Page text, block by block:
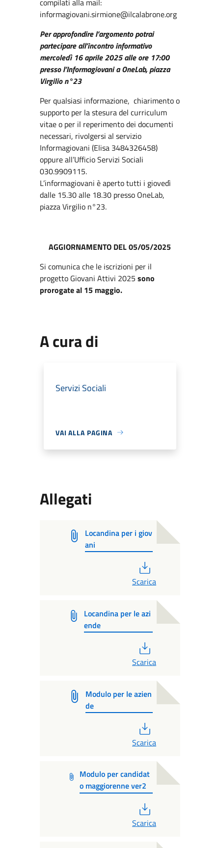
informagiovani.sirmione@ilcalabrone.org
Per approfondire l’argomento potrai
partecipare all’incontro informativo
mercoledì 16 aprile 2025 alle ore 17:00
presso l’Informagiovani a OneLab, piazza
Virgilio n°23
Per qualsiasi informazione, chiarimento o
supporto per la stesura del curriculum
vitae o per il reperimento dei documenti
necessari, rivolgersi al servizio
Informagiovani (Elisa 3484326458)
oppure all’Ufficio Servizi Sociali
030.9909115.
L’informagiovani è aperto tutti i giovedì
dalle 15.30 alle 18.30 presso OneLab,
piazza Virgilio n°23.
AGGIORNAMENTO DEL 05/05/2025
Si comunica che le iscrizioni per il
progetto Giovani Attivi 2025 sono
prorogate al 15 maggio.
A cura di
Servizi Sociali
VAI ALLA PAGINA
Allegati
Locandina per i giov
ani
Scarica
Locandina per le azi
ende
Scarica
Modulo per le azien
de
Scarica
Modulo per candidat
o maggiorenne ver2
Scarica